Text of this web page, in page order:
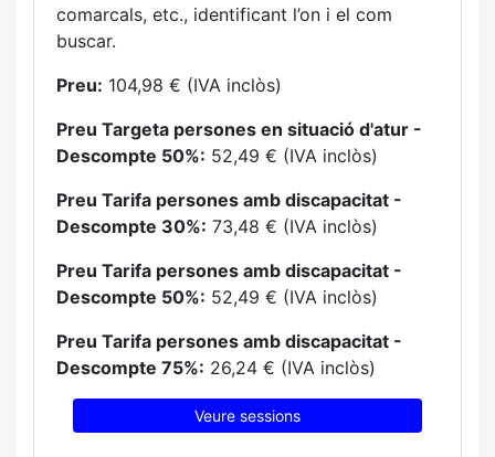
comarcals, etc., identificant l’on i el com
buscar.
Preu: 104,98 € (IVA inclòs)
Preu Targeta persones en situació d'atur -
Descompte 50%: 52,49 € (IVA inclòs)
Preu Tarifa persones amb discapacitat -
Descompte 30%: 73,48 € (IVA inclòs)
Preu Tarifa persones amb discapacitat -
Descompte 50%: 52,49 € (IVA inclòs)
Preu Tarifa persones amb discapacitat -
Descompte 75%: 26,24 € (IVA inclòs)
Veure sessions